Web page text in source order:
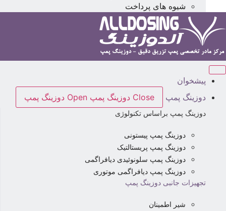
شیوه های پرداخت
پیشخوان
دوزینگ پمپ
Close دوزینگ پمپ Open دوزینگ پمپ
دوزینگ پمپ براساس تکنولوژی
دوزینگ پمپ پیستونی
دوزینگ پمپ پریستالتیک
دوزینگ پمپ سلونوئیدی دیافراگمی
دوزینگ پمپ دیافراگمی موتوری
تجهیزات جانبی دوزینگ پمپ
شیر اطمینان